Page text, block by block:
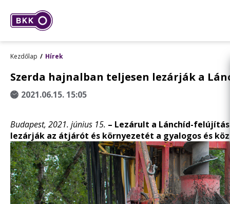
Kezdőlap Hírek
Szerda hajnalban teljesen lezárják a
2021.06.15. 15:05
Budapest, 2021. június 15. – Lezárult a Lánchíd-
lezárják az átjárót és környezetét a gyalogos és